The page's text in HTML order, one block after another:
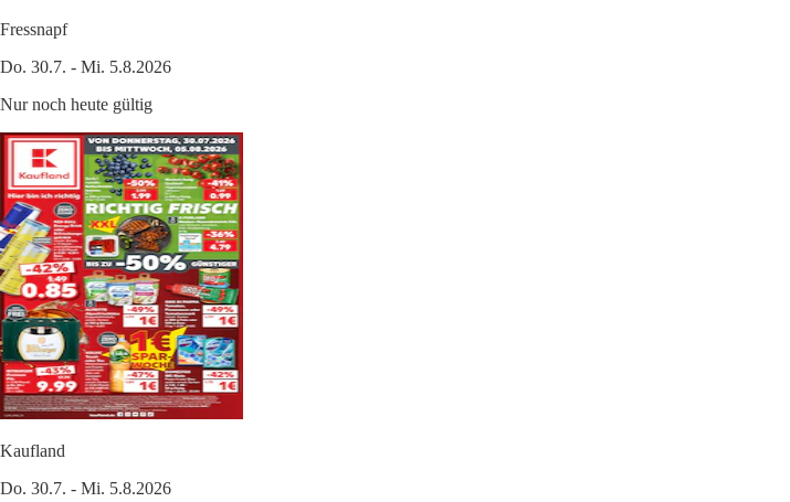
Fressnapf
Do. 30.7. - Mi. 5.8.2026
Nur noch heute gültig
Kaufland
Do. 30.7. - Mi. 5.8.2026